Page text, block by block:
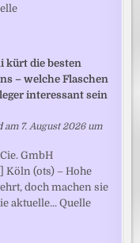
kürt die besten
– welche Flaschen
interessant sein
am 7. August 2026 um
GmbH
Köln (ots) – Hohe
doch machen sie
aktuelle... Quelle